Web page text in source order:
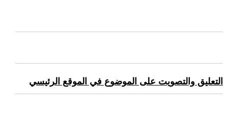
التعليق والتصويت على الموضوع في الموقع الرئيسي